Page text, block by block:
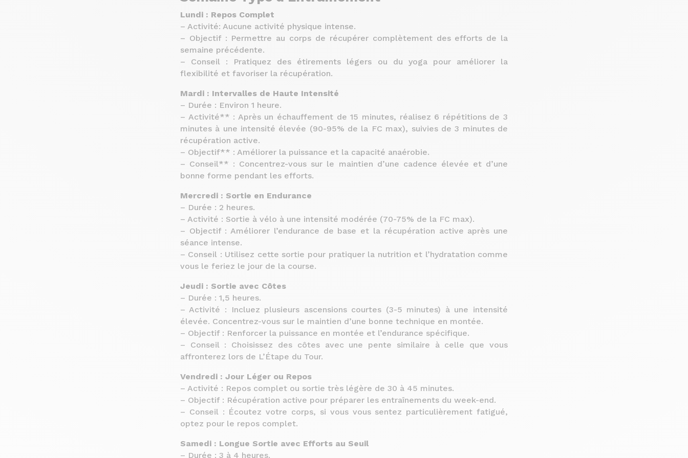
Lundi : Repos Complet
– Activité: Aucune activité physique intense.
– Objectif : Permettre au corps de récupérer complètement des efforts de la
semaine précédente.
– Conseil : Pratiquez des étirements légers ou du yoga pour améliorer la
flexibilité et favoriser la récupération.
Mardi : Intervalles de Haute Intensité
– Durée : Environ 1 heure.
– Activité** : Après un échauffement de 15 minutes, réalisez 6 répétitions de 3
minutes à une intensité élevée (90-95% de la FC max), suivies de 3 minutes de
récupération active.
– Objectif** : Améliorer la puissance et la capacité anaérobie.
– Conseil** : Concentrez-vous sur le maintien d’une cadence élevée et d’une
bonne forme pendant les efforts.
Mercredi : Sortie en Endurance
– Durée : 2 heures.
– Activité : Sortie à vélo à une intensité modérée (70-75% de la FC max).
– Objectif : Améliorer l’endurance de base et la récupération active après une
séance intense.
– Conseil : Utilisez cette sortie pour pratiquer la nutrition et l’hydratation comme
vous le feriez le jour de la course.
Jeudi : Sortie avec Côtes
– Durée : 1,5 heures.
– Activité : Incluez plusieurs ascensions courtes (3-5 minutes) à une intensité
élevée. Concentrez-vous sur le maintien d’une bonne technique en montée.
– Objectif : Renforcer la puissance en montée et l’endurance spécifique.
– Conseil : Choisissez des côtes avec une pente similaire à celle que vous
affronterez lors de L’Étape du Tour.
Vendredi : Jour Léger ou Repos
– Activité : Repos complet ou sortie très légère de 30 à 45 minutes.
– Objectif : Récupération active pour préparer les entraînements du week-end.
– Conseil : Écoutez votre corps, si vous vous sentez particulièrement fatigué,
optez pour le repos complet.
Samedi : Longue Sortie avec Efforts au Seuil
– Durée : 3 à 4 heures.